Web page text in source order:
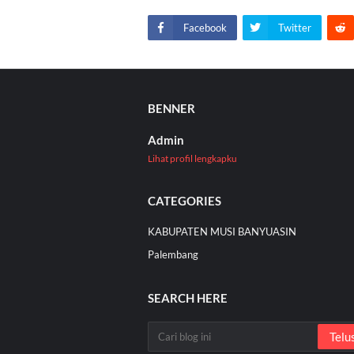
Facebook Twitter
BENNER
Admin
Lihat profil lengkapku
CATEGORIES
KABUPATEN MUSI BANYUASIN
Palembang
SEARCH HERE